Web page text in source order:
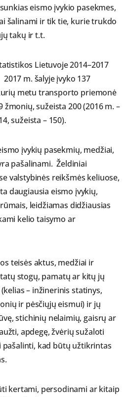
eismo įvykio pasekmes,
šalinami ir tik tie, kurie trukdo
takų ir t.t.
Lietuvoje 2014–2017
m. šalyje įvyko 137
metu transporto priemonė
sužeista 200 (2016 m. –
sužeista – 150).
įvykių pasekmių, medžiai,
pašalinami. Želdiniai
valstybinės reikšmės keliuose,
daugiausia eismo įvykių,
leidžiamas didžiausias
kelio taisymo ar
teisės aktus, medžiai ir
stogų, pamatų ar kitų jų
– inžinerinis statinys,
ir pėsčiųjų eismui) ir jų
stichinių nelaimių, gaisrų ar
apdegę, žvėrių sužaloti
kad būtų užtikrintas
kertami, persodinami ar kitaip